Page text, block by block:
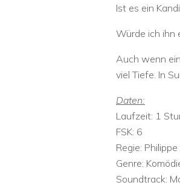
Ist es ein
Würde ich ihn
Auch wenn
viel Tiefe. In
Daten:
Laufzeit: 1
FSK: 6
Regie:
Genre:
Soundtrack: